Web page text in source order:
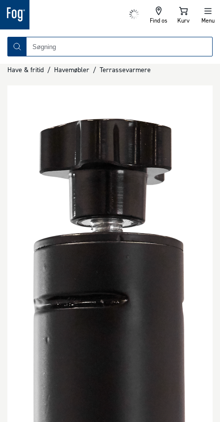
Find os Kurv Menu
Have & fritid / Havemøbler / Terrassevarmere